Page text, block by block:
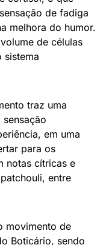
de fadiga
melhora do humor.
de células
sistema
traz uma
em uma
para os
notas cítricas e
entre
movimento de
Boticário, sendo